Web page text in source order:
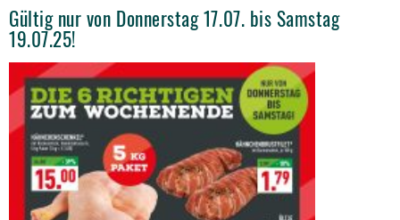
Gültig nur von Donnerstag 17.07. bis Samstag
19.07.25!